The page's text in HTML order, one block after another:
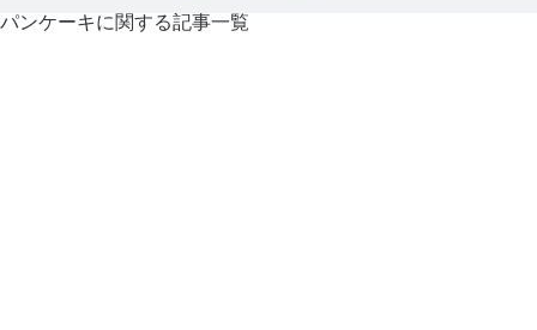
パンケーキに関する記事一覧